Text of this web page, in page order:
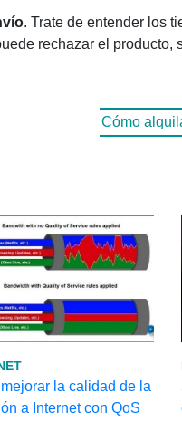
. Trate de entender los
rechazar el producto,
Cómo
la calidad de la
a Internet con QoS